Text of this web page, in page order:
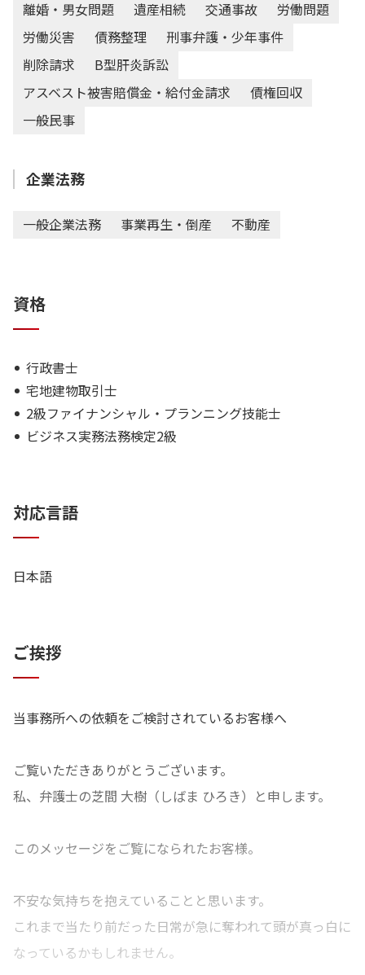
離婚・男女問題 遺産相続 交通事故
労働問題
労働災害
債務整理
刑事弁護・少年事件
削除請求
B型肝炎訴訟
アスベスト被害賠償金・給付金請求
債権回収
一般民事
企業法務
一般企業法務 事業再生・倒産 不動産
資格
行政書士
宅地建物取引士
2級ファイナンシャル・プランニング技能士
ビジネス実務法務検定2級
対応言語
日本語
ご挨拶
当事務所への依頼をご検討されているお客様へ
ご覧いただきありがとうございます。
私、弁護士の芝間 大樹（しばま ひろき）と申します。
このメッセージをご覧になられたお客様。
不安な気持ちを抱えていることと思います。
これまで当たり前だった日常が急に奪われて頭が真っ白に
なっているかもしれません。